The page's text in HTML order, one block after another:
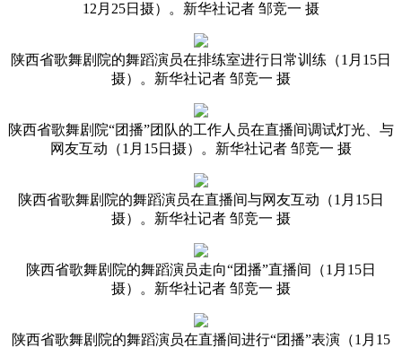
12月25日摄）。新华社记者 邹竞一 摄
陕西省歌舞剧院的舞蹈演员在排练室进行日常训练（1月15日
摄）。新华社记者 邹竞一 摄
陕西省歌舞剧院“团播”团队的工作人员在直播间调试灯光、与
网友互动（1月15日摄）。新华社记者 邹竞一 摄
陕西省歌舞剧院的舞蹈演员在直播间与网友互动（1月15日
摄）。新华社记者 邹竞一 摄
陕西省歌舞剧院的舞蹈演员走向“团播”直播间（1月15日
摄）。新华社记者 邹竞一 摄
陕西省歌舞剧院的舞蹈演员在直播间进行“团播”表演（1月15